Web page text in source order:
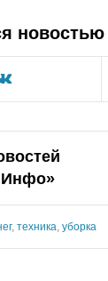
новостью
, техника уборка